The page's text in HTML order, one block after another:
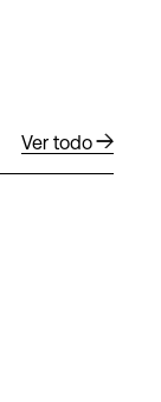
Ver todo